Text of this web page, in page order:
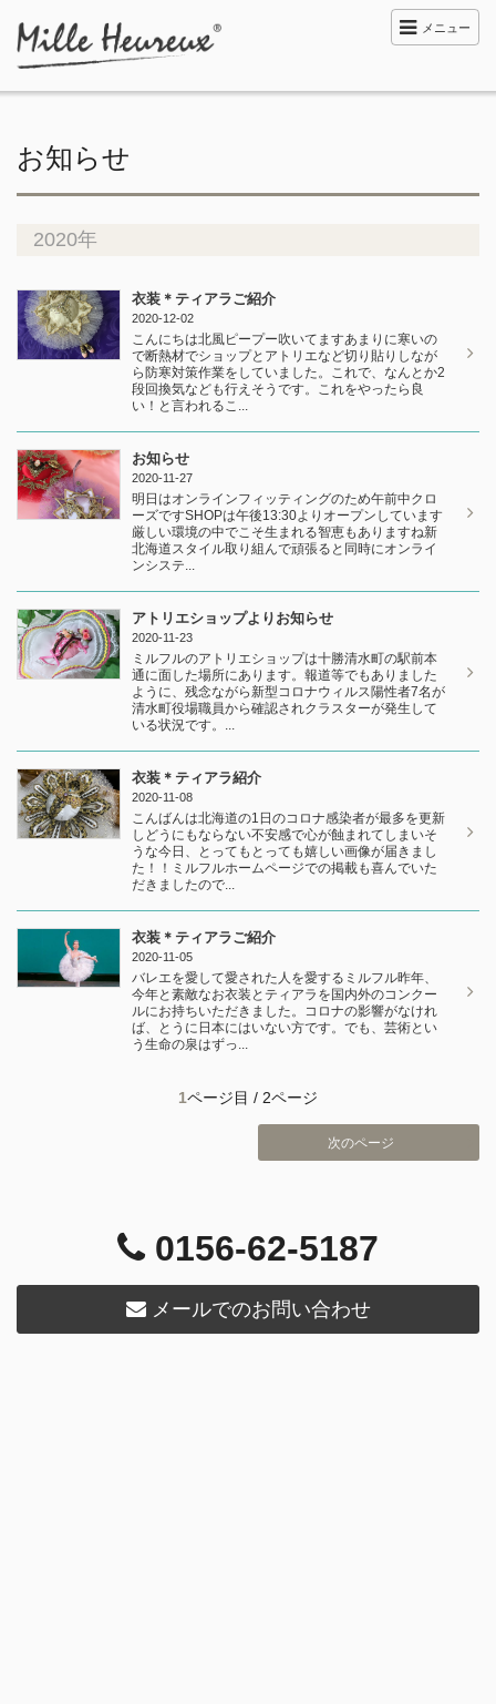
メニュー
お知らせ
2020年
衣装＊ティアラご紹介
2020-12-02
こんにちは北風ピープー吹いてますあまりに寒いの
で断熱材でショップとアトリエなど切り貼りしなが
ら防寒対策作業をしていました。これで、なんとか2
段回換気なども行えそうです。これをやったら良
い！と言われるこ...
お知らせ
2020-11-27
明日はオンラインフィッティングのため午前中クロ
ーズですSHOPは午後13:30よりオープンしています
厳しい環境の中でこそ生まれる智恵もありますね新
北海道スタイル取り組んで頑張ると同時にオンライ
ンシステ...
アトリエショップよりお知らせ
2020-11-23
ミルフルのアトリエショップは十勝清水町の駅前本
通に面した場所にあります。報道等でもありました
ように、残念ながら新型コロナウィルス陽性者7名が
清水町役場職員から確認されクラスターが発生して
いる状況です。...
衣装＊ティアラ紹介
2020-11-08
こんばんは北海道の1日のコロナ感染者が最多を更新
しどうにもならない不安感で心が蝕まれてしまいそ
うな今日、とってもとっても嬉しい画像が届きまし
た！！ミルフルホームページでの掲載も喜んでいた
だきましたので...
衣装＊ティアラご紹介
2020-11-05
バレエを愛して愛された人を愛するミルフル昨年、
今年と素敵なお衣装とティアラを国内外のコンクー
ルにお持ちいただきました。コロナの影響がなけれ
ば、とうに日本にはいない方です。でも、芸術とい
う生命の泉はずっ...
1ページ目 / 2ページ
次のページ
0156-62-5187
メールでのお問い合わせ